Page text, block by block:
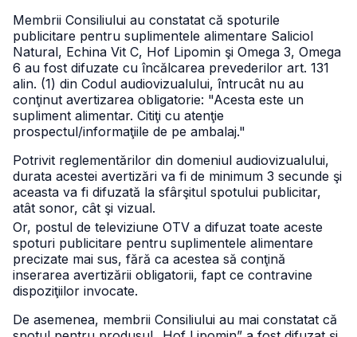
Membrii Consiliului au constatat că spoturile
publicitare pentru suplimentele alimentare Saliciol
Natural, Echina Vit C, Hof Lipomin şi Omega 3, Omega
6 au fost difuzate cu încălcarea prevederilor art. 131
alin. (1) din Codul audiovizualului, întrucât nu au
conţinut avertizarea obligatorie: "Acesta este un
supliment alimentar. Citiţi cu atenţie
prospectul/informaţiile de pe ambalaj."
Potrivit reglementărilor din domeniul audiovizualului,
durata acestei avertizări va fi de minimum 3 secunde şi
aceasta va fi difuzată la sfârşitul spotului publicitar,
atât sonor, cât şi vizual.
Or, postul de televiziune OTV a difuzat toate aceste
spoturi publicitare pentru suplimentele alimentare
precizate mai sus, fără ca acestea să conţină
inserarea avertizării obligatorii, fapt ce contravine
dispoziţiilor invocate.
De asemenea, membrii Consiliului au mai constatat că